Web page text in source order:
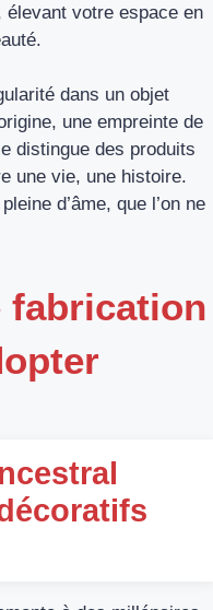
votre espace en
dans un objet
une empreinte de
distingue des produits
une vie, une histoire.
d’âme, que l’on ne
fabrication